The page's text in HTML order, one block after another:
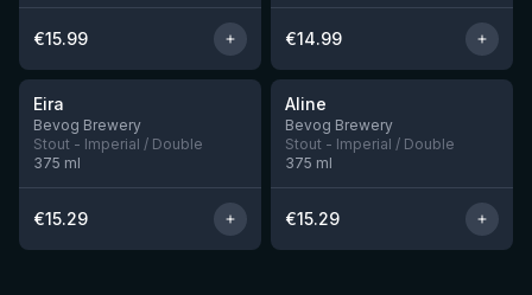
€15.99 €14.99
★ 4.23
Eira
Bevog Brewery
Stout - Imperial / Double
375 ml
€15.29
Aline
Bevog Brewery
Stout - Imperial / Double
375 ml
€15.29